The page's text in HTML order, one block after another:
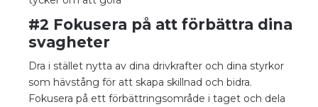
#2 Fokusera på att förbättra dina
svagheter
Dra i stället nytta av dina drivkrafter och dina styrkor
som hävstång för att skapa skillnad och bidra.
Fokusera på ett förbättringsområde i taget och dela